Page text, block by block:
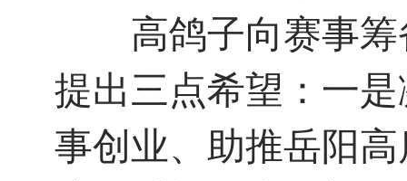
高鸽子向赛事筹
提出三点希望：一
事创业、助推岳阳